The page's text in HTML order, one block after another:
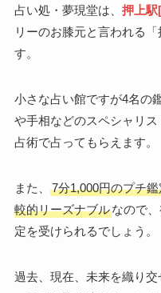
占い処・夢現堂は、 押上
リーのお膝元と言われる
す。
小さな占い館ですが4名の
や手相などのスペシャリ
占術で占ってもらえます。
また、
7分1,000円のプチ
較的リーズナブルなので
定を受けられるでしょう。
過去、現在、未来を織り